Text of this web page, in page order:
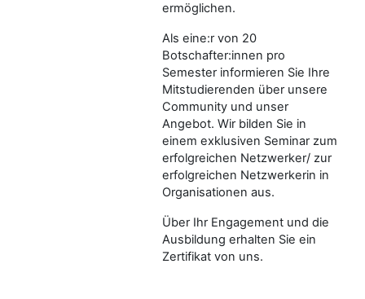
ermöglichen.
Als eine:r von 20
Botschafter:innen pro
Semester informieren Sie Ihre
Mitstudierenden über unsere
Community und unser
Angebot. Wir bilden Sie in
einem exklusiven Seminar zum
erfolgreichen Netzwerker/ zur
erfolgreichen Netzwerkerin in
Organisationen aus.
Über Ihr Engagement und die
Ausbildung erhalten Sie ein
Zertifikat von uns.